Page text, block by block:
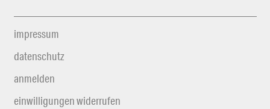
impressum
datenschutz
anmelden
einwilligungen widerrufen